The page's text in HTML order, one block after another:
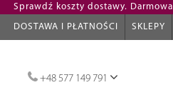
Sprawdź koszty dostawy.
DOSTAWA I PŁATNOŚCI SKLEPY
+48 577 149 791